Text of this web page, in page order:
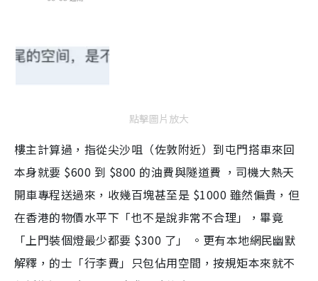
點擊圖片放大
樓主計算過，指從尖沙咀（佐敦附近）到屯門搭車來回
本身就要 $600 到 $800 的油費與隧道費 ，司機大熱天
開車專程送過來，收幾百塊甚至是 $1000 雖然偏貴，但
在香港的物價水平下「也不是說非常不合理」，畢竟
「上門裝個燈最少都要 $300 了」 。更有本地網民幽默
解釋，的士「行李費」只包佔用空間，按規矩本來就不